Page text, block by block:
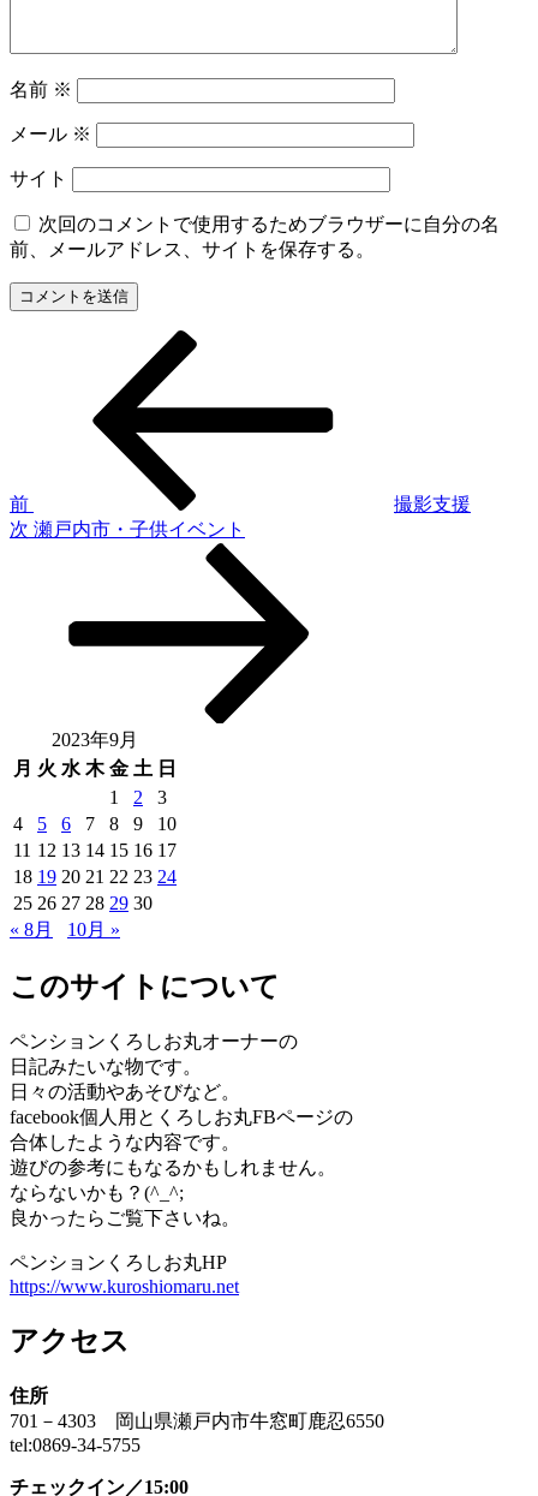
名前 ※
メール ※
サイト
次回のコメントで使用するためブラウザーに自分の名
前、メールアドレス、サイトを保存する。
ゲ
ー
前
撮影支援
次
次 瀬戸内市・子供イベント
2023年9月
月 火 水 木 金 土 日
1
2
3
4
5 6 7 8 9
10
11 12 13 14 15 16 17
18 19 20 21 22 23 24
25 26 27 28 29 30
« 8月
10月 »
このサイトについて
ペンションくろしお丸オーナーの
日記みたいな物です。
日々の活動やあそびなど。
facebook個人用とくろしお丸FBページの
合体したような内容です。
遊びの参考にもなるかもしれません。
ならないかも？(^_^;
良かったらご覧下さいね。
ペンションくろしお丸HP
https://www.kuroshiomaru.net
アクセス
住所
701－4303 岡山県瀬戸内市牛窓町鹿忍6550
tel:0869-34-5755
チェックイン／15:00